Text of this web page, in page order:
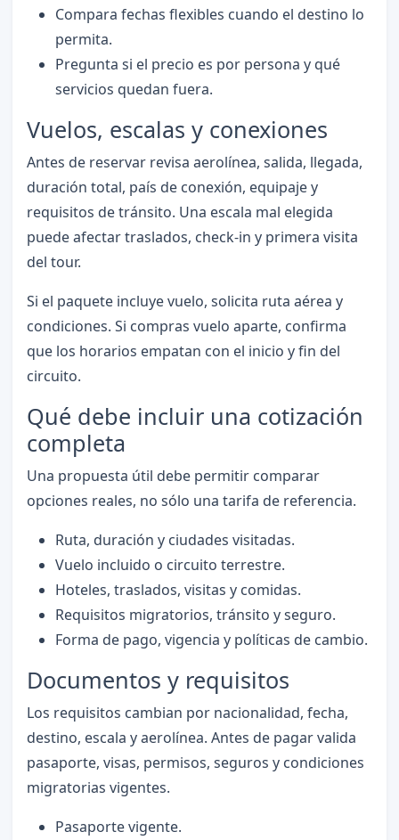
Compara fechas flexibles cuando el destino lo
permita.
Pregunta si el precio es por persona y qué
servicios quedan fuera.
Vuelos, escalas y conexiones
Antes de reservar revisa aerolínea, salida, llegada,
duración total, país de conexión, equipaje y
requisitos de tránsito. Una escala mal elegida
puede afectar traslados, check-in y primera visita
del tour.
Si el paquete incluye vuelo, solicita ruta aérea y
condiciones. Si compras vuelo aparte, confirma
que los horarios empatan con el inicio y fin del
circuito.
Qué debe incluir una cotización
completa
Una propuesta útil debe permitir comparar
opciones reales, no sólo una tarifa de referencia.
Ruta, duración y ciudades visitadas.
Vuelo incluido o circuito terrestre.
Hoteles, traslados, visitas y comidas.
Requisitos migratorios, tránsito y seguro.
Forma de pago, vigencia y políticas de cambio.
Documentos y requisitos
Los requisitos cambian por nacionalidad, fecha,
destino, escala y aerolínea. Antes de pagar valida
pasaporte, visas, permisos, seguros y condiciones
migratorias vigentes.
Pasaporte vigente.